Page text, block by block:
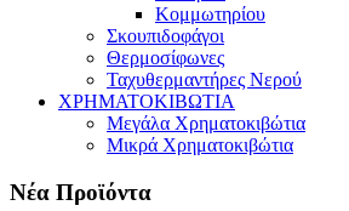
Κομμωτηρίου
Σκουπιδοφάγοι
Θερμοσίφωνες
Ταχυθερμαντήρες Νερού
ΧΡΗΜΑΤΟΚΙΒΩΤΙΑ
Μεγάλα Χρηματοκιβώτια
Μικρά Χρηματοκιβώτια
Νέα Προϊόντα